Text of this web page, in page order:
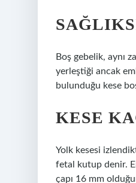
Boş gebelik, aynı
yerleştiği ancak
bulunduğu kese
KESE
Yolk kesesi
fetal kutup denir.
çapı 16 mm